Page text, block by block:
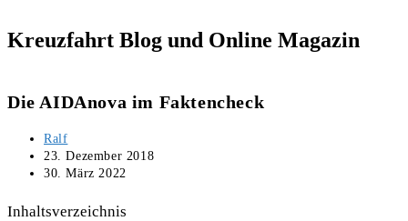
Kreuzfahrt Blog und Online Magazin
Die AIDAnova im Faktencheck
Beitrags-
Autor:
Ralf
Beitrag
veröffentlicht:
23. Dezember 2018
Beitrag
geändert
30. März 2022
Inhaltsverzeichnis